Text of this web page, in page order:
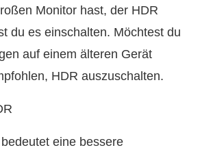
Monitor hast, der HDR
du es einschalten. Möchtest du
auf einem älteren Gerät
HDR auszuschalten.
eine bessere